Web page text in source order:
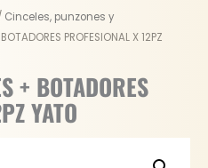
Cinceles, punzones y
PROFESIONAL X 12PZ
+ BOTADORES
YATO